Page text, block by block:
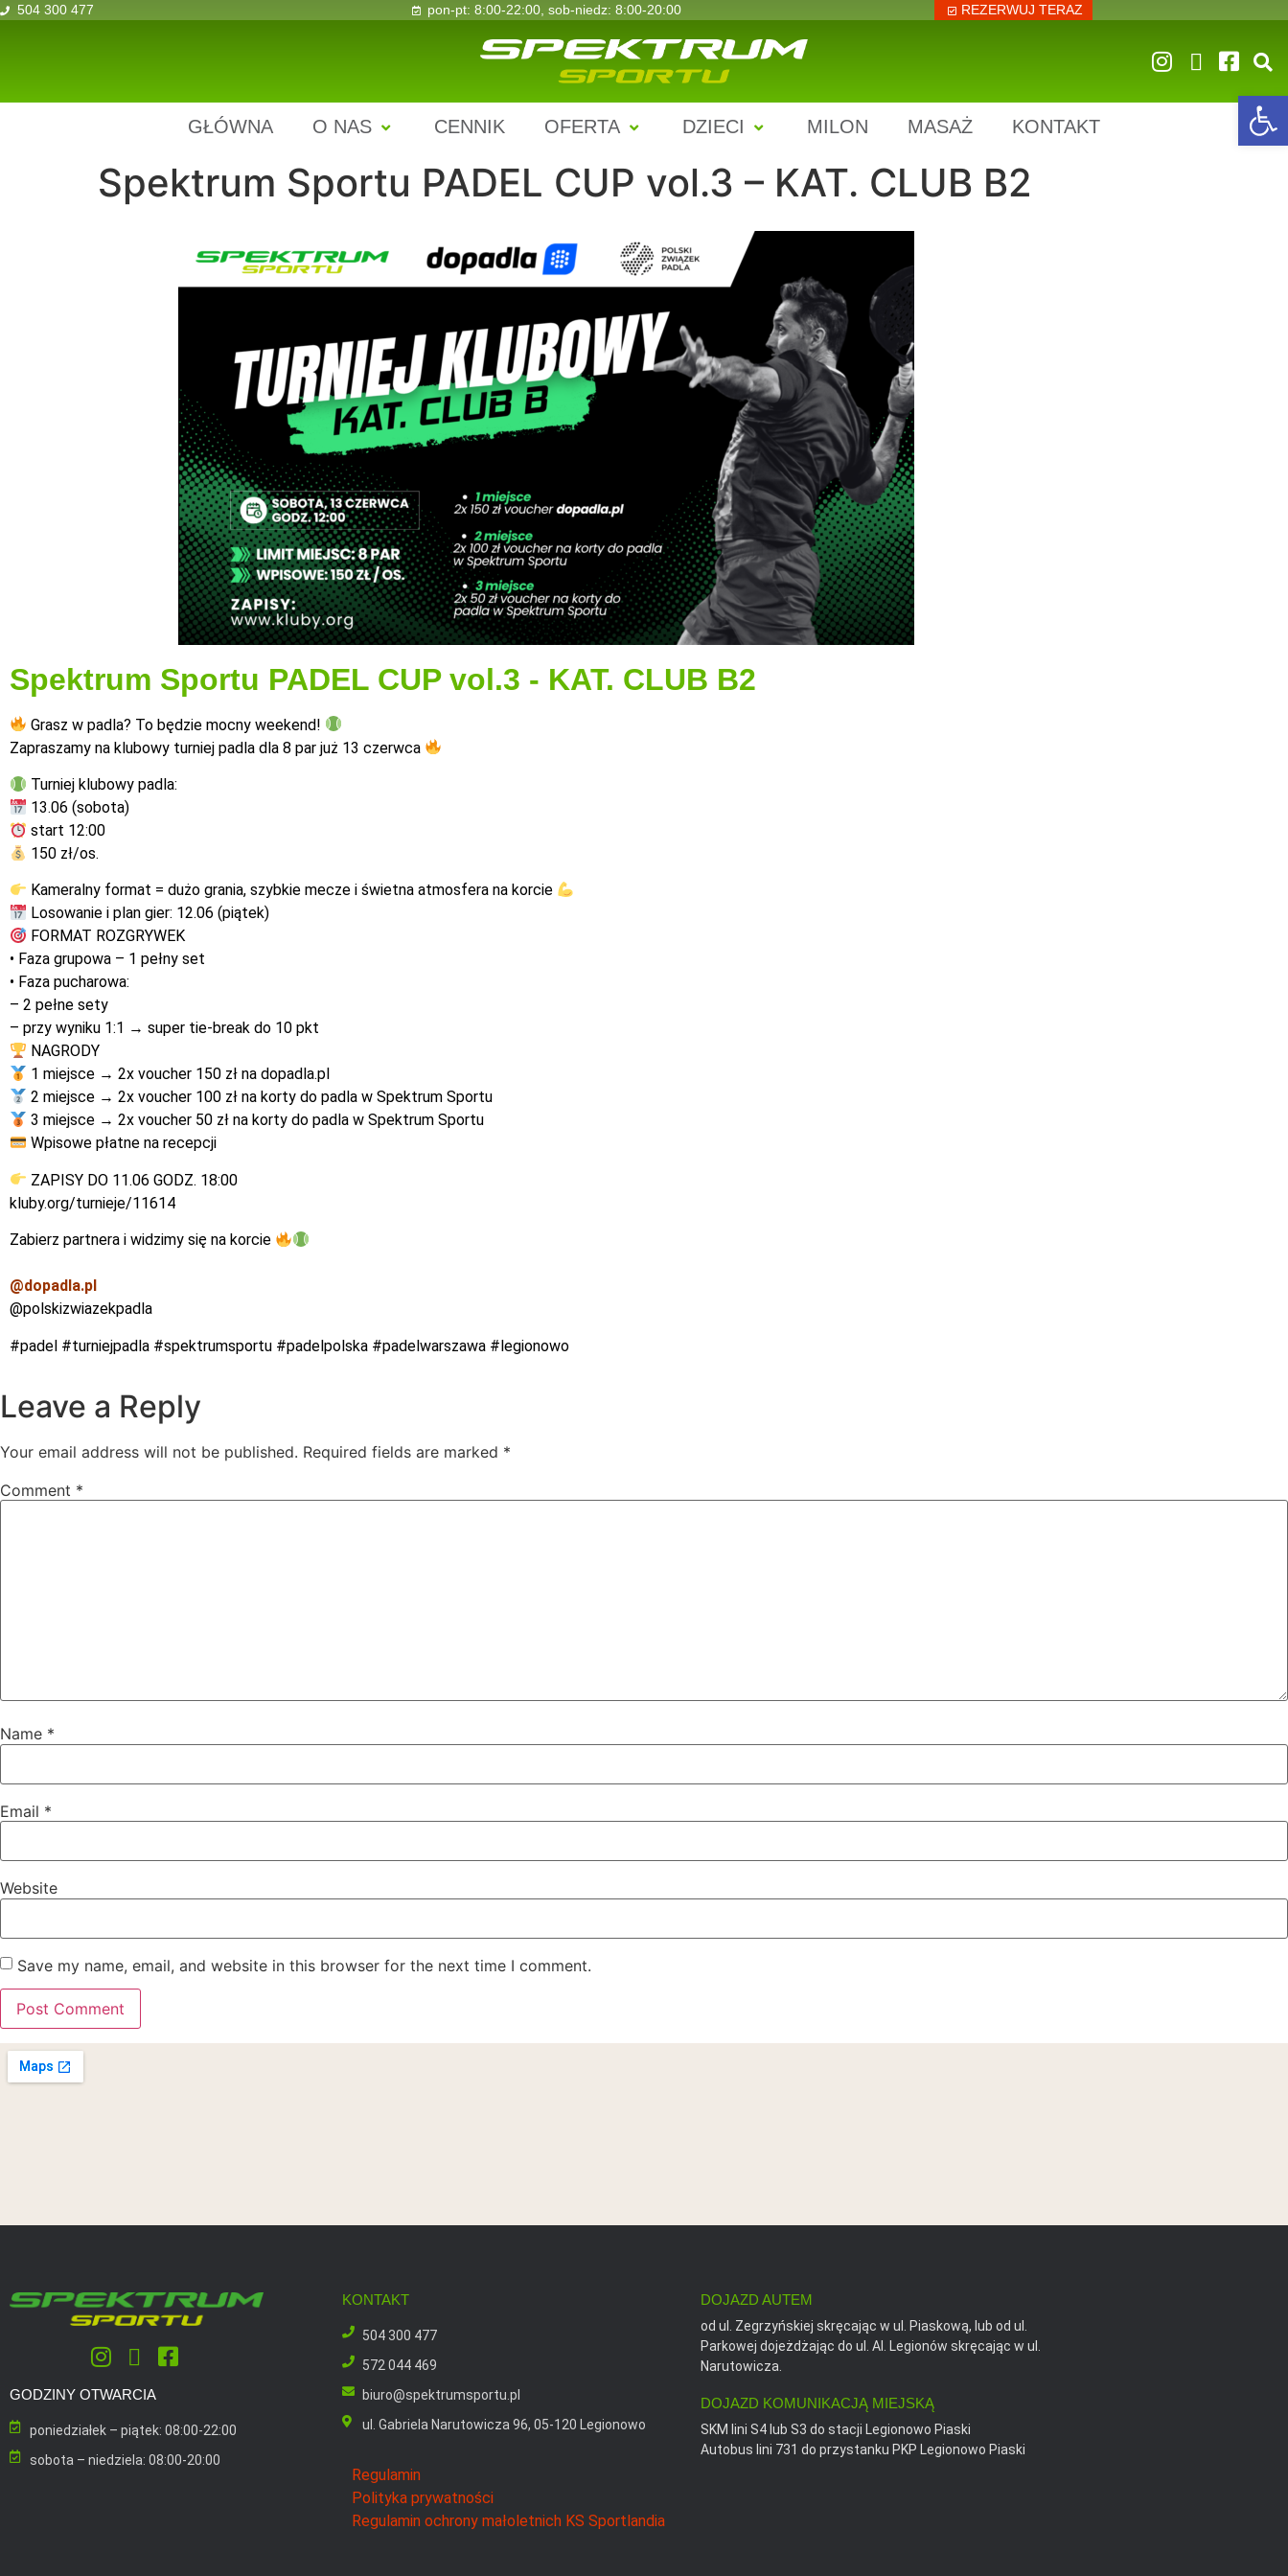
504 300 477 pon-pt: 8:00-22:00, sob-niedz: 8:00-20:00 REZERWUJ TERAZ
GŁÓWNA O NAS CENNIK OFERTA DZIECI MILON MASAŻ KONTAKT
Spektrum Sportu PADEL CUP vol.3 – KAT. CLUB B2
Spektrum Sportu PADEL CUP vol.3 - KAT. CLUB B2
Grasz w padla? To będzie mocny weekend!
Zapraszamy na klubowy turniej padla dla 8 par już 13 czerwca
Turniej klubowy padla:
13.06 (sobota)
start 12:00
150 zł/os.
Kameralny format = dużo grania, szybkie mecze i świetna atmosfera na korcie
Losowanie i plan gier: 12.06 (piątek)
FORMAT ROZGRYWEK
• Faza grupowa – 1 pełny set
• Faza pucharowa:
– 2 pełne sety
– przy wyniku 1:1 → super tie-break do 10 pkt
NAGRODY
1 miejsce → 2x voucher 150 zł na dopadla.pl
2 miejsce → 2x voucher 100 zł na korty do padla w Spektrum Sportu
3 miejsce → 2x voucher 50 zł na korty do padla w Spektrum Sportu
Wpisowe płatne na recepcji
ZAPISY DO 11.06 GODZ. 18:00
kluby.org/turnieje/11614
Zabierz partnera i widzimy się na korcie
@dopadla.pl
@polskizwiazekpadla
#padel #turniejpadla #spektrumsportu #padelpolska #padelwarszawa #legionowo
Leave a Reply
Your email address will not be published. Required fields are marked *
Comment *
Name *
Email *
Website
Save my name, email, and website in this browser for the next time I comment.
GODZINY OTWARCIA
poniedziałek – piątek: 08:00-22:00
sobota – niedziela: 08:00-20:00
KONTAKT
504 300 477
572 044 469
biuro@spektrumsportu.pl
ul. Gabriela Narutowicza 96, 05-120 Legionowo
Regulamin
Polityka prywatności
Regulamin ochrony małoletnich KS Sportlandia
DOJAZD AUTEM
od ul. Zegrzyńskiej skręcając w ul. Piaskową, lub od ul.
Parkowej dojeżdżając do ul. Al. Legionów skręcając w ul.
Narutowicza.
DOJAZD KOMUNIKACJĄ MIEJSKĄ
SKM lini S4 lub S3 do stacji Legionowo Piaski
Autobus lini 731 do przystanku PKP Legionowo Piaski